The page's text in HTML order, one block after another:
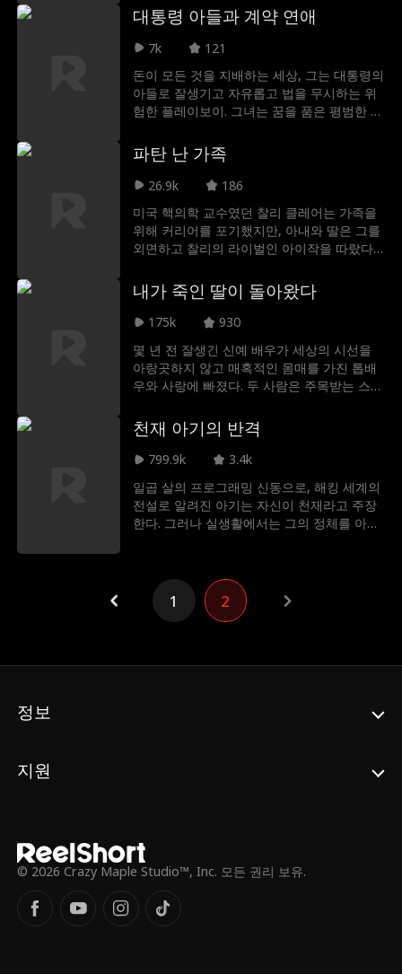
는데. 그 후 코린은 떠오르는 광고 회사에 취
직하게 되고, 자신의 상사로 앤디를 만나게 된
다. 직장 동료가 둘의 사이를 의심하고 소문을
로 하자는 제안을 하며 둘은 서서히 사랑에 빠
지게 된다. 그러던 중 코린의 약혼자가 그녀를
되찾기 위해 나타난다, 코린은 이를 거절하고
앤디가 도와주지 않아 실망하지만, 앤디는 뒤
개해 준다. 둘은 점점 가까워 지지만 앤디가
무언가를 숨기고 있다는 게 드러나며 둘의 갈
등은 깊어지게 되고, 결국 코린은 회사를 떠난
다. 한편 앤디의 어머니는 아들을 위해 다른
대통령 아들과 계약 연애
7k
121
돈이 모든 것을 지배하는 세상, 그는 대통령의
아들로 잘생기고 자유롭고 법을 무시하는 위
험한 플레이보이. 그녀는 꿈을 품은 평범한 청
자. 우연히 나눈 한순간의 키스가 미디어를 떠
들썩하게 만들고 두 사람은 갑자기 가짜 연애
를 해야 하는 처지가 된다. 그는 무너진 이미
이 필요하다. 거짓으로 시작된 사랑은 점점 진
심을 담기 시작하고 감춰둔 비밀과 밤마다 쌓
여가는 설렘 속에서 두 사람은 결국 진짜 사랑
파탄 난 가족
26.9k
186
미국 핵의학 교수였던 찰리 클레어는 가족을
위해 커리어를 포기했지만, 아내와 딸은 그를
외면하고 찰리의 라이벌인 아이작을 따랐다.
를 위한 '유니콘 프로젝트'를 남기고 떠났다.
이는 찰리가 자신의 인생을 바친 마지막 헌신
이었다. 찰리의 희생을 몰랐던 아내와 딸은 재
로 찰리의 모든 것을 파괴했다.뒤늦게 모든 진
실을 깨달았을 때, 그들에게 남은 것은 되돌릴
수 없는 후회뿐이었다.
내가 죽인 딸이 돌아왔다
175k
930
몇 년 전 잘생긴 신예 배우가 세상의 시선을
아랑곳하지 않고 매혹적인 몸매를 가진 톱배
우와 사랑에 빠졌다. 두 사람은 주목받는 스타
을 잔인하게 살해하고 침입 강도 사건으로 거
짓 진술을 했다. 그러나 그가 상상도 못 한 것
은 딸이 신분을 숨긴 채 돌아와 어머니의 복수
천재 아기의 반격
799.9k
3.4k
일곱 살의 프로그래밍 신동으로, 해킹 세계의
전설로 알려진 아기는 자신이 천재라고 주장
한다. 그러나 실생활에서는 그의 정체를 아는
으로 여기고 믿지 않았다. 결국 엄마는 그를
연구소에 데려가 입사시키려고 했다. 하지만
그곳에서 아기의 친아빠이자 이제는 거만한
1 2
정보
지원
© 2026 Crazy Maple Studio™, Inc. 모든 권리 보유.